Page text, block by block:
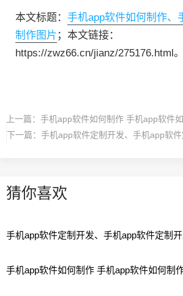
本文标题： 手机app软件如何制作、
制作图片 ；本文链接：
https://zwz66.cn/jianz/275176.html。
上一篇： 手机app软件如何制作 手机app软件
下一篇： 手机app软件定制开发、手机app软
猜你喜欢
手机app软件定制开发、手机app软件定制
手机app软件如何制作 手机app软件如何制